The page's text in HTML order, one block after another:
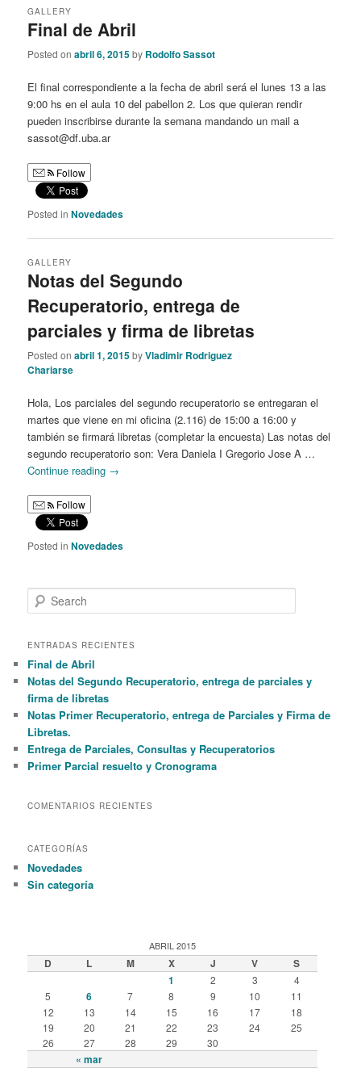
Final de Abril
GALLERY
Posted onabril 6, 2015by Rodolfo Sassot
El final correspondiente a la fecha de abril será el lunes 13 a las
9:00 hs en el aula 10 del pabellon 2. Los que quieran rendir
pueden inscribirse durante la semana mandando un mail a
sassot@df.uba.ar
Follow
Posted in Novedades
Notas del Segundo
Recuperatorio, entrega de
parciales y firma de libretas
GALLERY
Posted onabril 1, 2015byVladimir Rodriguez
Chariarse
Hola, Los parciales del segundo recuperatorio se entregaran el
martes que viene en mi oficina (2.116) de 15:00 a 16:00 y
también se firmará libretas (completar la encuesta) Las notas del
segundo recuperatorio son: Vera Daniela I Gregorio Jose A …
Continue reading →
Follow
Posted in Novedades
e
r
h
ENTRADAS RECIENTES
Final de Abril
Notas del Segundo Recuperatorio, entrega de parciales y
firma de libretas
Notas Primer Recuperatorio, entrega de Parciales y Firma de
Libretas.
Entrega de Parciales, Consultas y Recuperatorios
Primer Parcial resuelto y Cronograma
COMENTARIOS RECIENTES
CATEGORÍAS
Novedades
Sin categoría
ABRIL 2015
D L M X J V S
« mar
1 2 3
4
5
6 7 8 9 10
11
12
13 14 15 16 17
18
19
20 21 22 23 24
25
26
27 28 29 30